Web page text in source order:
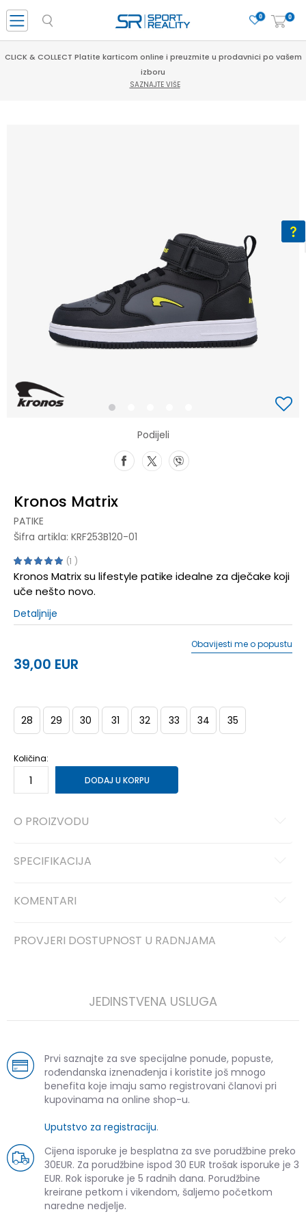
0
0
CLICK & COLLECT Platite karticom online i preuzmite u prodavnici po vašem
izboru
SAZNAJTE VIŠE
1
Podijeli
Kronos Matrix
PATIKE
Šifra artikla: KRF253B120-01
1
Kronos Matrix su lifestyle patike idealne za dječake koji
uče nešto novo.
Detaljnije
39,00 EUR
Obavijesti me o popustu
28 29 30 31 32 33 34 35
Količina:
DODAJ U KORPU
O PROIZVODU
SPECIFIKACIJA
KOMENTARI
PROVJERI DOSTUPNOST U RADNJAMA
JEDINSTVENA USLUGA
Prvi saznajte za sve specijalne ponude, popuste,
rođendanska iznenađenja i koristite još mnogo
benefita koje imaju samo registrovani članovi pri
kupovinama na online shop-u.
Uputstvo za registraciju.
Cijena isporuke je besplatna za sve porudžbine preko
30EUR. Za porudžbine ispod 30 EUR trošak isporuke je 3
EUR. Rok isporuke je 5 radnih dana. Porudžbine
kreirane petkom i vikendom, šaljemo početkom
naredne nedjelje.